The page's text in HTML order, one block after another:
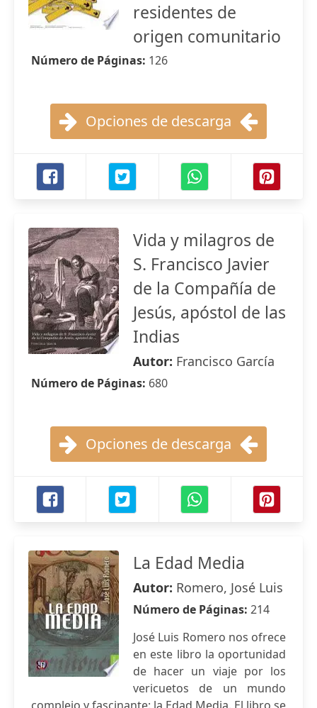
residentes de
origen comunitario
Número de Páginas: 126
Opciones de descarga
Vida y milagros de
S. Francisco Javier
de la Compañía de
Jesús, apóstol de las
Indias
Autor: Francisco García
Número de Páginas: 680
Opciones de descarga
La Edad Media
Autor: Romero, José Luis
Número de Páginas: 214
José Luis Romero nos ofrece
en este libro la oportunidad
de hacer un viaje por los
vericuetos de un mundo